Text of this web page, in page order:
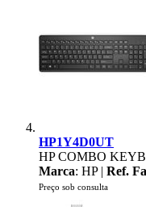
HP1Y4D0UT
HP COMBO
Marca: HP | Ref.
Preço sob consulta